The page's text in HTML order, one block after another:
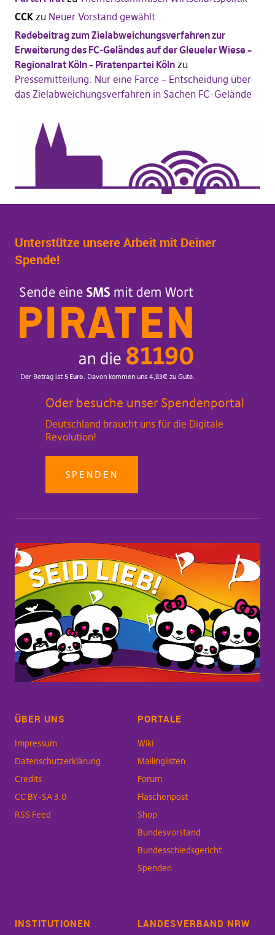
CCKzu Neuer Vorstand gewählt
Redebeitrag zum Zielabweichungsverfahren zur
Erweiterung des FC-Geländes auf der Gleueler Wiese –
Regionalrat Köln – Piratenpartei Kölnzu
Pressemitteilung: Nur eine Farce – Entscheidung über
das Zielabweichungsverfahren in Sachen FC-Gelände
Unterstütze unsere Arbeit mit Deiner
Spende!
Oder besuche unser Spendenportal
Deutschland braucht uns für die Digitale
Revolution!
SPENDEN
ÜBER UNS
Impressum
Datenschutzerklärung
Credits
CC BY-SA 3.0
RSS Feed
PORTALE
Wiki
Mailinglisten
Forum
Flaschenpost
Shop
Bundesvorstand
Bundesschiedsgericht
Spenden
INSTITUTIONEN LANDESVERBAND NRW